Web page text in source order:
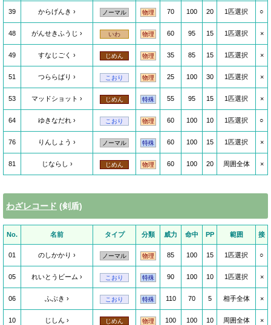
39 からげんき ノーマル 物理 70 100 20 1匹選択 ○
48 がんせきふうじ いわ 物理 60 95 15 1匹選択 ×
49 すなじごく じめん 物理 35 85 15 1匹選択 ×
51 つららばり こおり 物理 25 100 30 1匹選択 ×
53 マッドショット じめん 特殊 55 95 15 1匹選択 ×
64 ゆきなだれ こおり 物理 60 100 10 1匹選択 ○
76 りんしょう ノーマル 特殊 60 100 15 1匹選択 ×
81 じならし じめん 物理 60 100 20 周囲全体 ×
わざレコード (剣盾)
No. 名前 タイプ 分類 威力 命中 PP 範囲 接
01 のしかかり ノーマル 物理 85 100 15 1匹選択 ○
05 れいとうビーム こおり 特殊 90 100 10 1匹選択 ×
06 ふぶき こおり 特殊 110 70 5 相手全体 ×
10 じしん じめん 物理 100 100 10 周囲全体 ×